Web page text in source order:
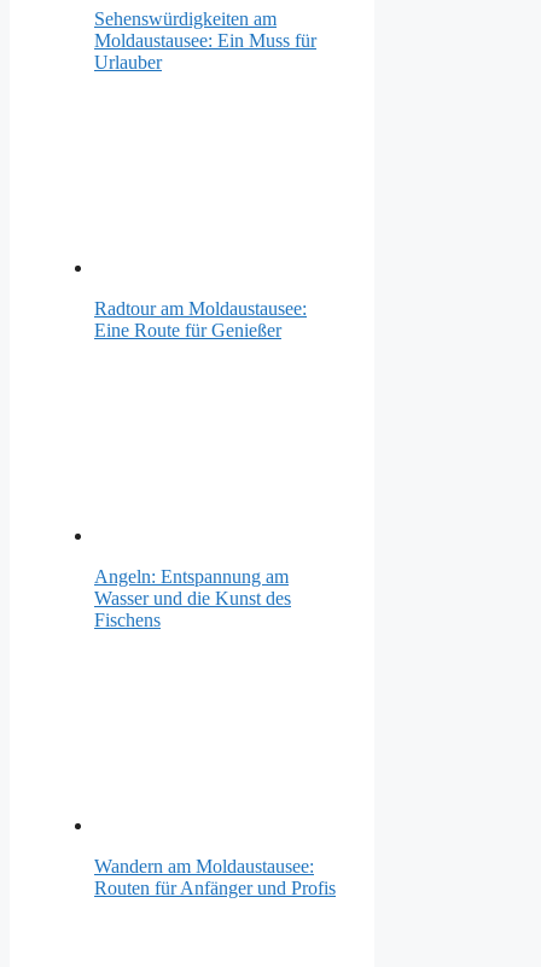
Sehenswürdigkeiten am
Moldaustausee: Ein Muss für
Urlauber
Radtour am Moldaustausee:
Eine Route für Genießer
Angeln: Entspannung am
Wasser und die Kunst des
Fischens
Wandern am Moldaustausee:
Routen für Anfänger und Profis